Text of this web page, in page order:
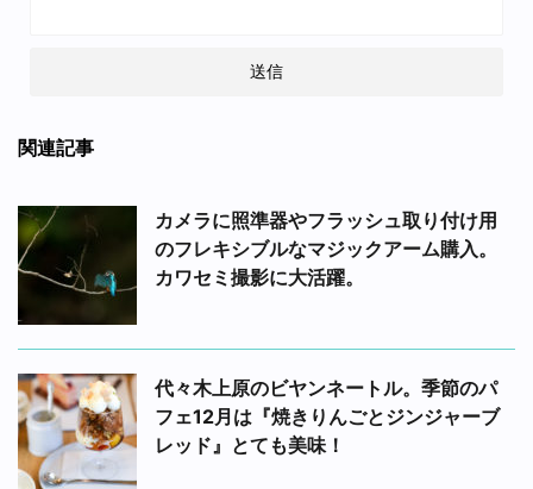
関連記事
カメラに照準器やフラッシュ取り付け用
のフレキシブルなマジックアーム購入。
カワセミ撮影に大活躍。
代々木上原のビヤンネートル。季節のパ
フェ12月は『焼きりんごとジンジャーブ
レッド』とても美味！